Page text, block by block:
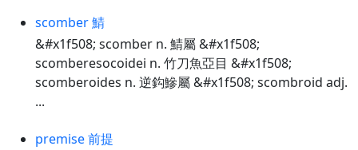
scomber 鯖
&#x1f508; scomber n. 鯖屬 &#x1f508;
scomberesocoidei n. 竹刀魚亞目 &#x1f508;
scomberoides n. 逆鈎鰺屬 &#x1f508; scombroid adj.
...
premise 前提